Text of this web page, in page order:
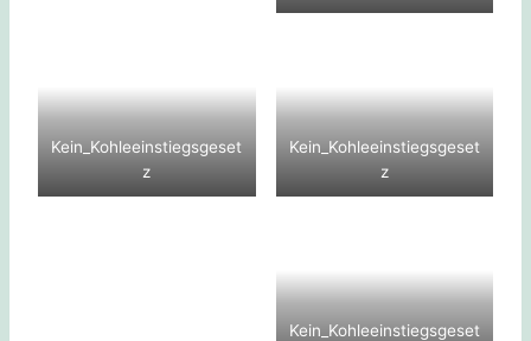
Kein_Kohleeinstiegsgeset
z
Kein_Kohleeinstiegsgeset
z
Kein_Kohleeinstiegsgeset